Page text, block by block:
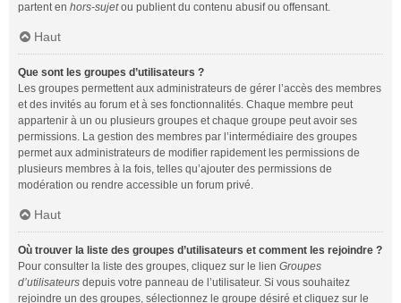
partent en hors-sujetou publient du contenu abusif ou offensant.
Haut
Que sont les groupes d’utilisateurs ?
Les groupes permettent aux administrateurs de gérer l’accès des membres
et des invités au forum et à ses fonctionnalités. Chaque membre peut
appartenir à un ou plusieurs groupes et chaque groupe peut avoir ses
permissions. La gestion des membres par l’intermédiaire des groupes
permet aux administrateurs de modifier rapidement les permissions de
plusieurs membres à la fois, telles qu’ajouter des permissions de
modération ou rendre accessible un forum privé.
Haut
Où trouver la liste des groupes d’utilisateurs et comment les rejoindre ?
Pour consulter la liste des groupes, cliquez sur le lien Groupes
d’utilisateurs depuis votre panneau de l’utilisateur. Si vous souhaitez
rejoindre un des groupes, sélectionnez le groupe désiré et cliquez sur le